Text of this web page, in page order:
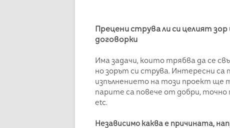
Прецени струва ли си целият
договорки
Има задачи, които трябва да се
но зорът си струва. Интересни
изпълнението на този проект ще
парите са повече от добри,
etc.
Независимо каква е причината,